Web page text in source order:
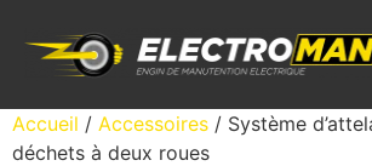
Accueil / Accessoires / Système
déchets à deux roues